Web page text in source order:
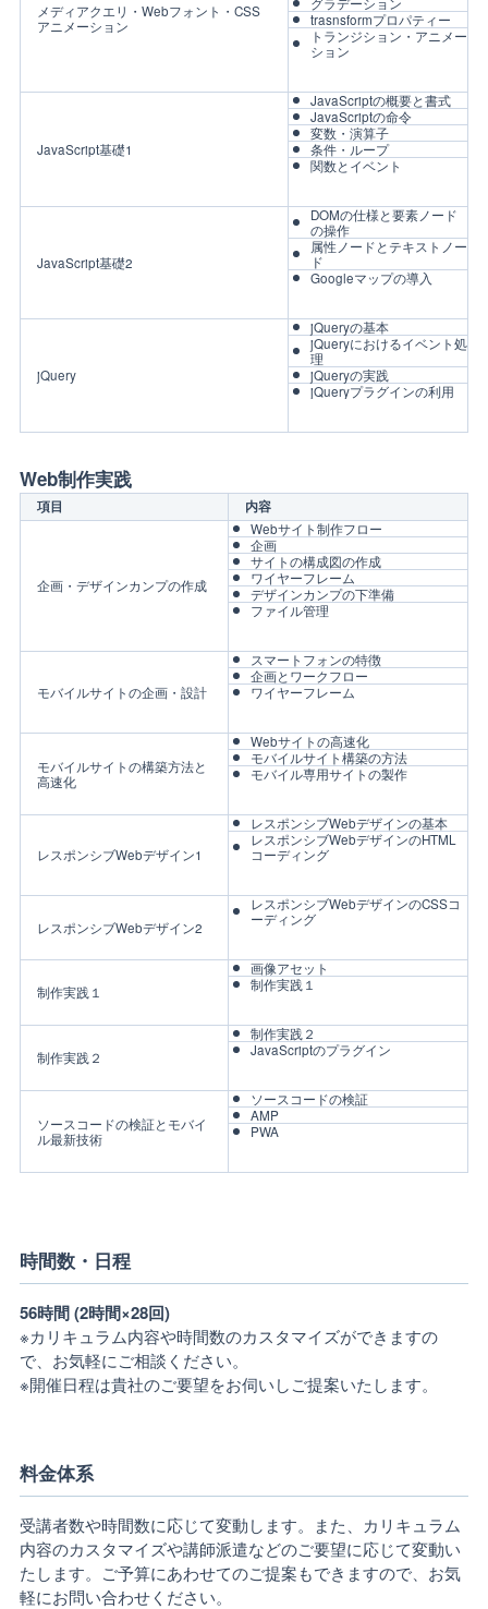
メディアクエリ・Webフォント・CSS
アニメーション
trasnsformプロパティー
トランジション・アニメー
ション
JavaScript基礎1
JavaScriptの概要と書式
JavaScriptの命令
変数・演算子
条件・ループ
関数とイベント
JavaScript基礎2
DOMの仕様と要素ノード
の操作
属性ノードとテキストノー
ド
Googleマップの導入
jQuery
jQueryの基本
jQueryにおけるイベント処
理
jQueryの実践
jQueryプラグインの利用
Web制作実践
項目 内容
企画・デザインカンプの作成
Webサイト制作フロー
企画
サイトの構成図の作成
ワイヤーフレーム
デザインカンプの下準備
ファイル管理
モバイルサイトの企画・設計
スマートフォンの特徴
企画とワークフロー
ワイヤーフレーム
モバイルサイトの構築方法と
高速化
Webサイトの高速化
モバイルサイト構築の方法
モバイル専用サイトの製作
レスポンシブWebデザイン1
レスポンシブWebデザインの基本
レスポンシブWebデザインのHTML
コーディング
レスポンシブWebデザイン2
レスポンシブWebデザインのCSSコ
ーディング
制作実践１
画像アセット
制作実践１
制作実践２
制作実践２
JavaScriptのプラグイン
ソースコードの検証とモバイ
ル最新技術
ソースコードの検証
AMP
PWA
時間数・日程
56時間 (2時間×28回)
※カリキュラム内容や時間数のカスタマイズができますの
で、お気軽にご相談ください。
※開催日程は貴社のご要望をお伺いしご提案いたします。
料金体系
受講者数や時間数に応じて変動します。また、カリキュラム
内容のカスタマイズや講師派遣などのご要望に応じて変動い
たします。ご予算にあわせてのご提案もできますので、お気
軽にお問い合わせください。